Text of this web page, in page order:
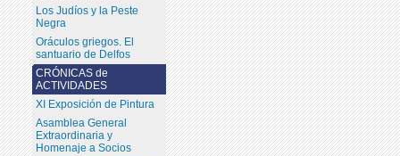
CRÓNICAS de
ACTIVIDADES
XI Exposición de Pintura
Asamblea General
Extraordinaria y
Homenaje a Socios
Los Judíos y la Peste
Negra
Oráculos griegos. El
santuario de Delfos